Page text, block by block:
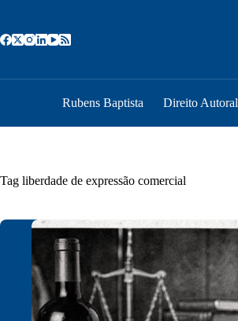
o
conteúdo
Rubens Baptista Direito Autoral
Tag liberdade de expressão comercial